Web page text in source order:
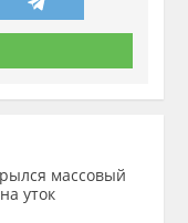
массовый
уток